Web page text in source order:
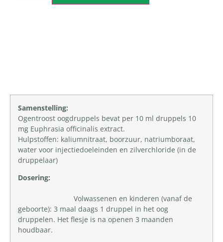
Samenstelling:
Ogentroost oogdruppels bevat per 10 ml druppels 10
mg Euphrasia officinalis extract.
Hulpstoffen: kaliumnitraat, boorzuur, natriumboraat,
water voor injectiedoeleinden en zilverchloride (in de
druppelaar)
Dosering:
Volwassenen en kinderen (vanaf de
geboorte): 3 maal daags 1 druppel in het oog
druppelen. Het flesje is na openen 3 maanden
houdbaar.